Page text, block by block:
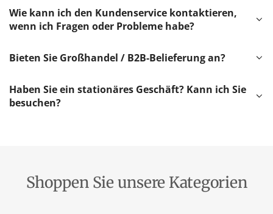
Wie kann ich den Kundenservice kontaktieren,
wenn ich Fragen oder Probleme habe?
Bieten Sie Großhandel / B2B-Belieferung an?
Haben Sie ein stationäres Geschäft? Kann ich Sie
besuchen?
Shoppen Sie unsere Kategorien